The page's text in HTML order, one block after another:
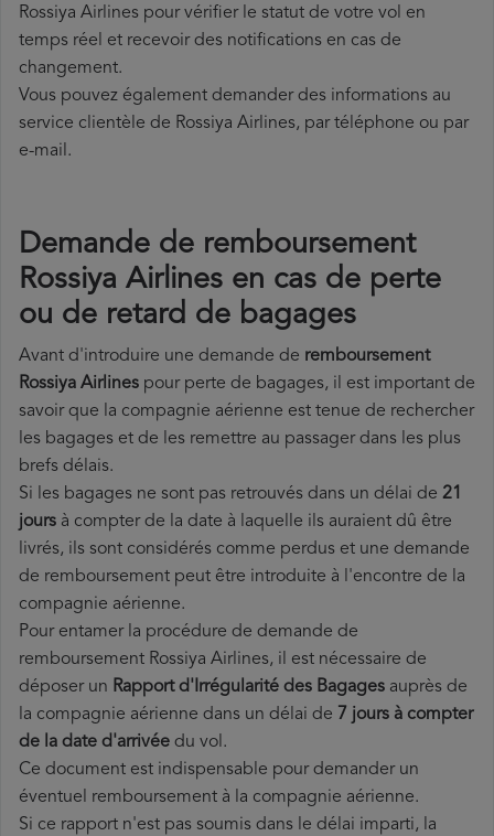
Rossiya Airlines pour vérifier le statut de votre vol en
temps réel et recevoir des notifications en cas de
changement.
Vous pouvez également demander des informations au
service clientèle de Rossiya Airlines, par téléphone ou par
e-mail.
Demande de remboursement
Rossiya Airlines en cas de perte
ou de retard de bagages
Avant d'introduire une demande de remboursement
Rossiya Airlines pour perte de bagages, il est important de
savoir que la compagnie aérienne est tenue de rechercher
les bagages et de les remettre au passager dans les plus
brefs délais.
Si les bagages ne sont pas retrouvés dans un délai de 21
jours à compter de la date à laquelle ils auraient dû être
livrés, ils sont considérés comme perdus et une demande
de remboursement peut être introduite à l'encontre de la
compagnie aérienne.
Pour entamer la procédure de demande de
remboursement Rossiya Airlines, il est nécessaire de
déposer un Rapport d'Irrégularité des Bagages auprès de
la compagnie aérienne dans un délai de 7 jours à compter
de la date d'arrivée du vol.
Ce document est indispensable pour demander un
éventuel remboursement à la compagnie aérienne.
Si ce rapport n'est pas soumis dans le délai imparti, la